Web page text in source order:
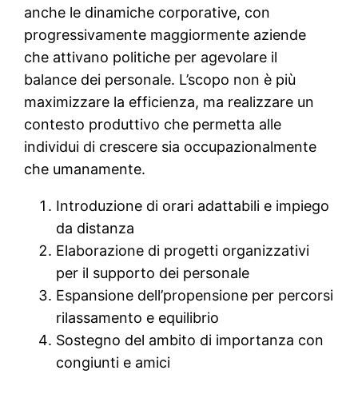
anche le dinamiche corporative, con
progressivamente maggiormente aziende
che attivano politiche per agevolare il
balance dei personale. L’scopo non è più
maximizzare la efficienza, ma realizzare un
contesto produttivo che permetta alle
individui di crescere sia occupazionalmente
che umanamente.
Introduzione di orari adattabili e impiego
da distanza
Elaborazione di progetti organizzativi
per il supporto dei personale
Espansione dell’propensione per percorsi
rilassamento e equilibrio
Sostegno del ambito di importanza con
congiunti e amici